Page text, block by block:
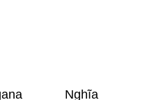
Nghĩa